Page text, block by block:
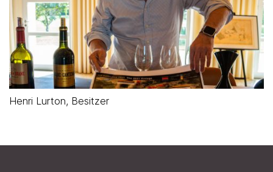
Henri Lurton, Besitzer